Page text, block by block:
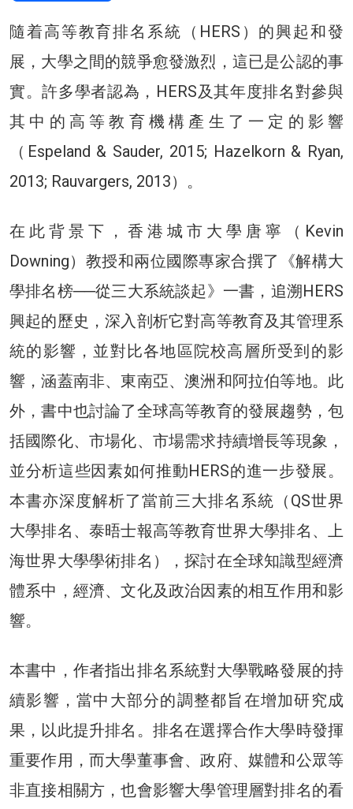
隨着高等教育排名系統（HERS）的興起和發
展，大學之間的競爭愈發激烈，這已是公認的事
實。許多學者認為，HERS及其年度排名對參與
其中的高等教育機構產生了一定的影響
（Espeland & Sauder, 2015; Hazelkorn & Ryan,
2013; Rauvargers, 2013）。
在此背景下，香港城市大學唐寧（Kevin
Downing）教授和兩位國際專家合撰了《解構大
學排名榜──從三大系統談起》一書，追溯HERS
興起的歷史，深入剖析它對高等教育及其管理系
統的影響，並對比各地區院校高層所受到的影
響，涵蓋南非、東南亞、澳洲和阿拉伯等地。此
外，書中也討論了全球高等教育的發展趨勢，包
括國際化、市場化、市場需求持續增長等現象，
並分析這些因素如何推動HERS的進一步發展。
本書亦深度解析了當前三大排名系統（QS世界
大學排名、泰晤士報高等教育世界大學排名、上
海世界大學學術排名），探討在全球知識型經濟
體系中，經濟、文化及政治因素的相互作用和影
響。
本書中，作者指出排名系統對大學戰略發展的持
續影響，當中大部分的調整都旨在增加研究成
果，以此提升排名。排名在選擇合作大學時發揮
重要作用，而大學董事會、政府、媒體和公眾等
非直接相關方，也會影響大學管理層對排名的看